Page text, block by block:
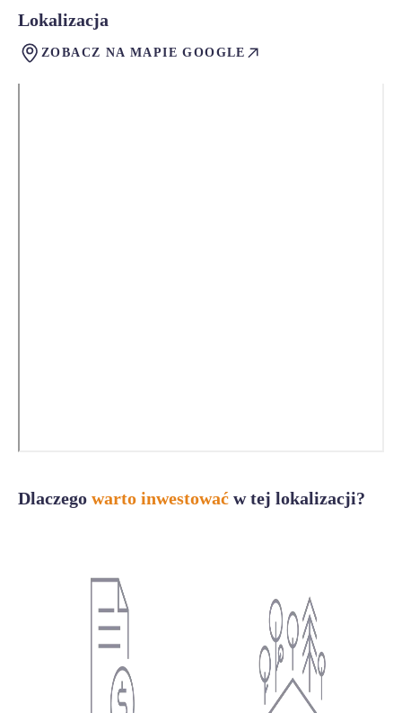
Lokalizacja
ZOBACZ NA MAPIE GOOGLE
Dlaczego warto inwestować w tej lokalizacji?